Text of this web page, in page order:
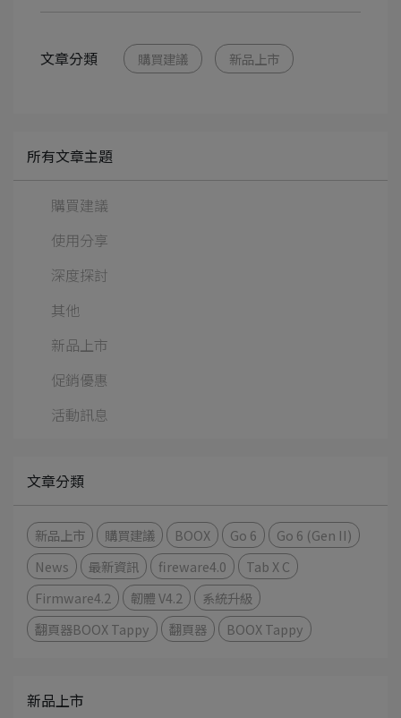
文章分類 購買建議 新品上市
所有文章主題
購買建議
使用分享
深度探討
其他
新品上市
促銷優惠
活動訊息
文章分類
新品上市 購買建議 BOOX Go 6
Go 6 (Gen II)
News
最新資訊 fireware4.0
Tab X C
Firmware4.2
韌體 V4.2
系統升級
翻頁器BOOX Tappy
翻頁器 BOOX Tappy
新品上市